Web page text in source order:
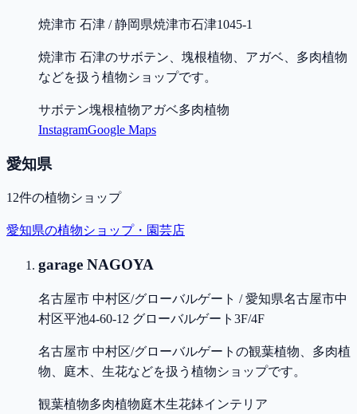
焼津市 石津 / 静岡県焼津市石津1045-1
焼津市 石津のサボテン、塊根植物、アガベ、多肉植物
などを扱う植物ショップです。
サボテン塊根植物アガベ多肉植物
InstagramGoogle Maps
愛知県
12件の植物ショップ
愛知県の植物ショップ・園芸店
garage NAGOYA
名古屋市 中村区/グローバルゲート / 愛知県名古屋市中
村区平池4-60-12 グローバルゲート3F/4F
名古屋市 中村区/グローバルゲートの観葉植物、多肉植
物、庭木、生花などを扱う植物ショップです。
観葉植物多肉植物庭木生花鉢インテリア